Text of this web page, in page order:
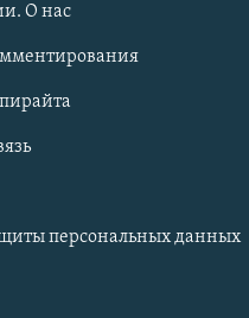
О нас
персональных данных